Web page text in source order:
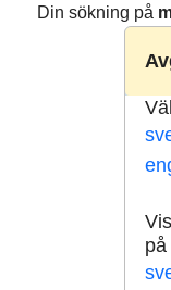
Din sökning på